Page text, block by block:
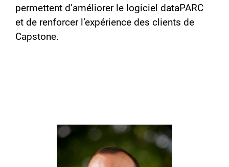
permettent d’améliorer le logiciel dataPARC
et de renforcer l’expérience des clients de
Capstone.